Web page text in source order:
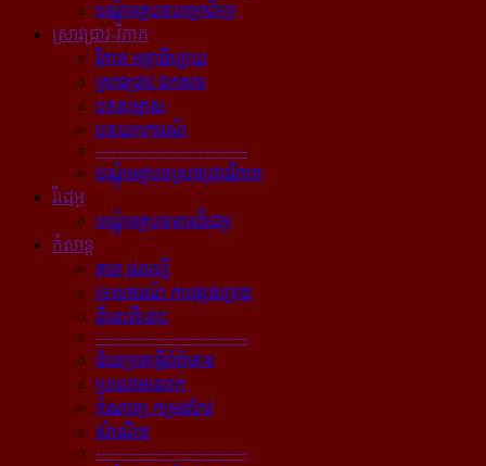
បណ្ដុំអត្ថបទបច្ចេកវិទ្យា
ស្រាវជ្រាវ-វិភាគ
វិភាគ អត្ថាធិប្បាយ
ស្រាវជ្រាវ ឯកសារ
បទសម្ភាស
បទយកការណ៍
----------------------------
បណ្ដុំអត្ថបទស្រាវជ្រាវវិភាគ
វីដេអូ
បណ្ដុំអត្ថបទមានវីដេអូ
កំសាន្ដ
តារា ជនល្បី
ទេសចរណ៍ ការផ្សងព្រេង
ពីនេះពីនោះ
----------------------------
ជ័យគ្រតធ្វើព័ត៌មាន
ប្រលោមលោក
កំណាព្យ កម្រងកែវ
សំណើច
----------------------------